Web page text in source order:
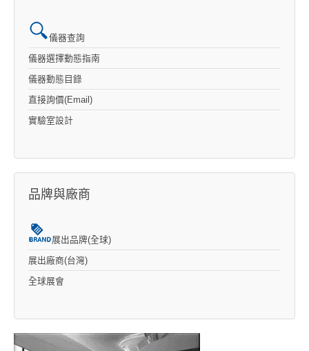
儀器查詢
儀器選擇動態指南
儀器動態目錄
直接詢價(Email)
實驗室設計
品牌與廠商
展出品牌(全球)
展出廠商(台灣)
全球展會